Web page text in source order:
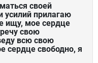
своей
усилий прилагаю
ищу, мое сердце
свою
всю свою
сердце свободно, я